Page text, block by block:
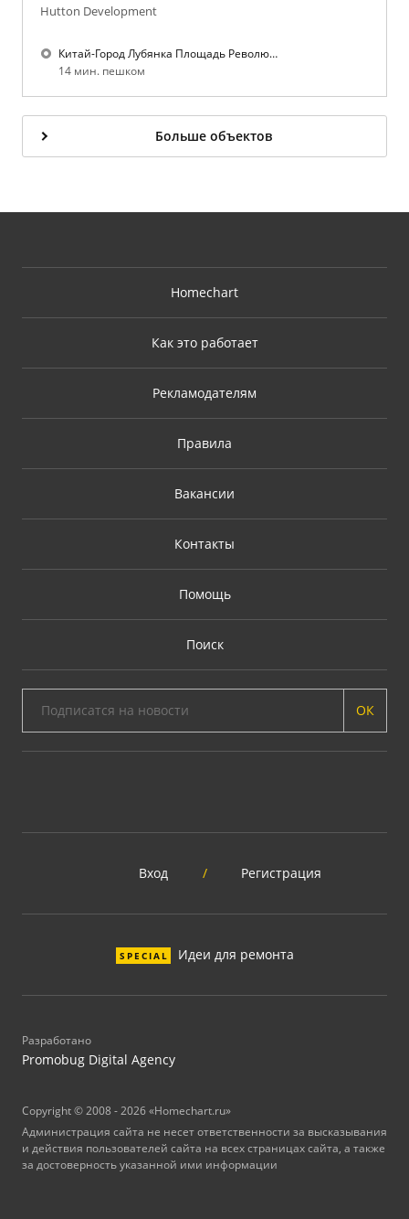
Hutton Development
Китай-Город Лубянка Площадь Революции Театральная
14 мин. пешком
Больше объектов
Homechart
Как это работает
Рекламодателям
Правила
Вакансии
Контакты
Помощь
Поиск
ОК
Вход / Регистрация
SPECIAL Идеи для ремонта
Разработано
Promobug Digital Agency
Copyright © 2008 - 2026 «Homechart.ru»
Администрация сайта не несет ответственности за высказывания
и действия пользователей сайта на всех страницах сайта, а также
за достоверность указанной ими информации